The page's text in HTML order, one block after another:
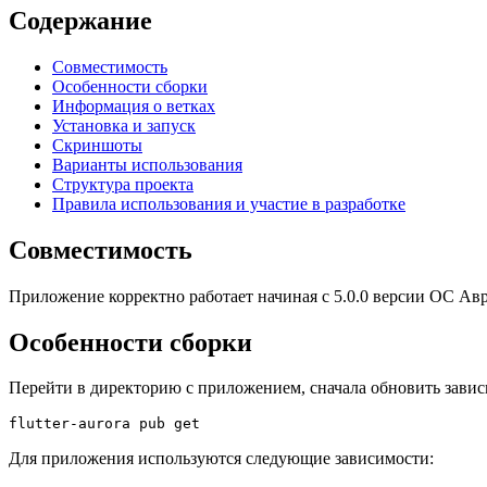
Содержание
Совместимость
Особенности сборки
Информация о ветках
Установка и запуск
Скриншоты
Варианты использования
Структура проекта
Правила использования и участие в разработке
Совместимость
Приложение корректно работает начиная с 5.0.0 версии ОС
Особенности сборки
Перейти в директорию с приложением, сначала обновить
Для приложения используются следующие зависимости: